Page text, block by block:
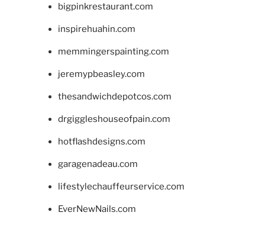
bigpinkrestaurant.com
inspirehuahin.com
memmingerspainting.com
jeremypbeasley.com
thesandwichdepotcos.com
drgiggleshouseofpain.com
hotflashdesigns.com
garagenadeau.com
lifestylechauffeurservice.com
EverNewNails.com